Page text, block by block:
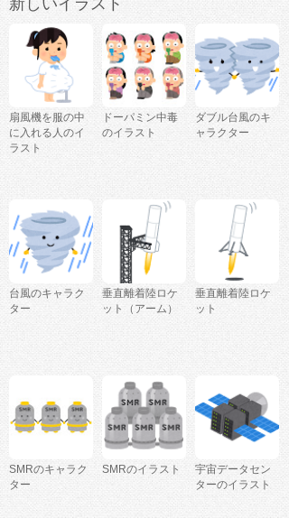
新しいイラスト
扇風機を服の中
に入れる人のイ
ラスト
ドーパミン中毒
のイラスト
ダブル台風のキ
ャラクター
台風のキャラク
ター
垂直離着陸ロケ
ット（アーム）
垂直離着陸ロケ
ット
SMRのキャラク
ター
SMRのイラスト
宇宙データセン
ターのイラスト